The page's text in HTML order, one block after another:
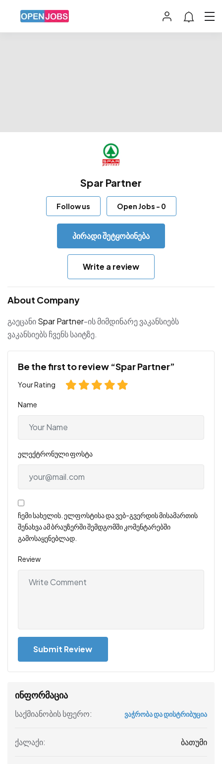
Spar Partner
Follow us Open Jobs - 0
პირადი შეტყობინება
Write a review
About Company
გაეცანიSpar Partner-ის მიმდინარე ვაკანსიებს
ვაკანსიებს ჩვენს საიტზე.
Be the first to review “Spar Partner”
Your Rating
Name
ელექტრონული ფოსტა
ჩემი სახელის. ელფოსტისა და ვებ-გვერდის მისამართის
შენახვა ამ ბრაუზერში შემდგომში კომენტარებში
გამოსაყენებლად.
Review
ინფორმაცია
საქმიანობის სფერო: ვაჭრობა და დისტრიბუცია
ქალაქი: ბათუმი